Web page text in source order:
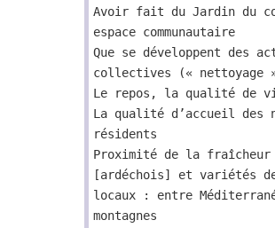
Avoir fait du Jardin du
espace communautaire
Que se développent des
collectives (« nettoyage
Le repos, la qualité de
La qualité d’accueil des
résidents
Proximité de la fraîcheur
[ardéchois] et variétés
locaux : entre
montagnes